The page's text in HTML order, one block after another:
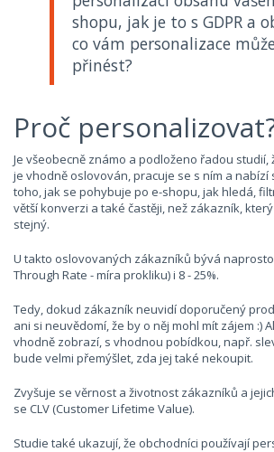
shopu, jak je to s GDPR a
co vám personalizace
přinést?
Proč
Je všeobecně známo a podloženo řadou studií,
je vhodně oslovován, pracuje se s ním a nabízí
toho, jak se pohybuje po e-shopu, jak hledá,
větší konverzi a také častěji, než zákazník,
stejný.
U takto oslovovaných zákazníků bývá naprosto
Through Rate - míra prokliku) i 8 - 25%.
Tedy, dokud zákazník neuvidí doporučený
ani si neuvědomí, že by o něj mohl mít zájem :)
vhodně zobrazí, s vhodnou pobídkou, např.
bude velmi přemýšlet, zda jej také nekoupit.
Zvyšuje se věrnost a životnost zákazníků a
se CLV (Customer Lifetime Value).
Studie také ukazují, že obchodníci používají